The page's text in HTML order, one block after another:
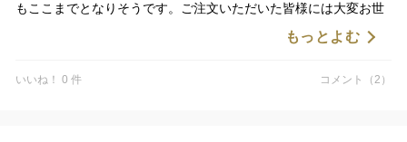
もここまでとなりそうです。ご注文いただいた皆様には大変お世
話になりありがとうございました。春に収穫できるように準備し
ていきます。次期もよろしくお願いいたします。
もっとよむ
いいね！ 0 件 コメント（2）